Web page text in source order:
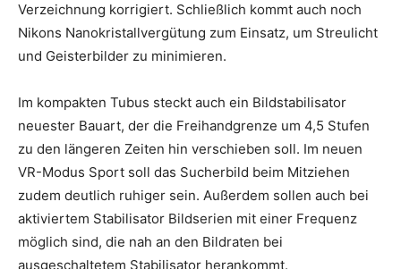
Verzeichnung korrigiert. Schließlich kommt auch noch
Nikons Nanokristallvergütung zum Einsatz, um Streulicht
und Geisterbilder zu minimieren.
Im kompakten Tubus steckt auch ein Bildstabilisator
neuester Bauart, der die Freihandgrenze um 4,5 Stufen
zu den längeren Zeiten hin verschieben soll. Im neuen
VR-Modus Sport soll das Sucherbild beim Mitziehen
zudem deutlich ruhiger sein. Außerdem sollen auch bei
aktiviertem Stabilisator Bildserien mit einer Frequenz
möglich sind, die nah an den Bildraten bei
ausgeschaltetem Stabilisator herankommt.